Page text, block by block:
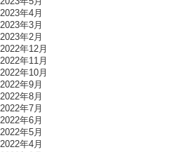
2023年4月
2023年3月
2023年2月
2022年12月
2022年11月
2022年10月
2022年9月
2022年8月
2022年7月
2022年6月
2022年5月
2022年4月